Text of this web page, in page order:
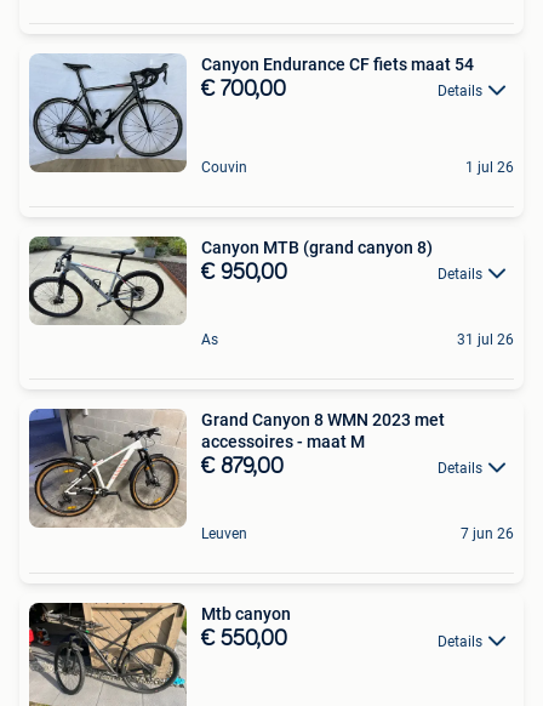
Canyon Endurance CF fiets maat 54
€ 700,00 Details
Couvin 1 jul 26
Canyon MTB (grand canyon 8)
€ 950,00 Details
As 31 jul 26
Grand Canyon 8 WMN 2023 met
accessoires - maat M
€ 879,00 Details
Leuven 7 jun 26
Mtb canyon
€ 550,00 Details